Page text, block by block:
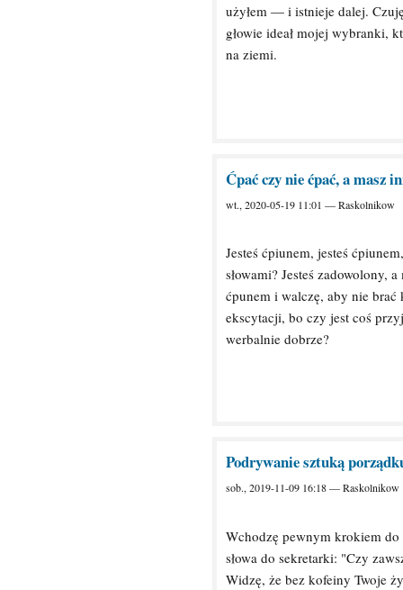
użyłem — i istnieje dalej.
głowie ideał mojej wybranki,
na ziemi.
Ćpać czy nie ćpać, a masz
wt., 2020-05-19 11:01 — Raskolnikow
Jesteś ćpiunem, jesteś
słowami? Jesteś zadowolony,
ćpunem i walczę, aby nie brać
ekscytacji, bo czy jest coś
werbalnie dobrze?
Podrywanie sztuką
sob., 2019-11-09 16:18 — Raskolnikow
Wchodzę pewnym krokiem
słowa do sekretarki: "Czy
Widzę, że bez kofeiny Twoje